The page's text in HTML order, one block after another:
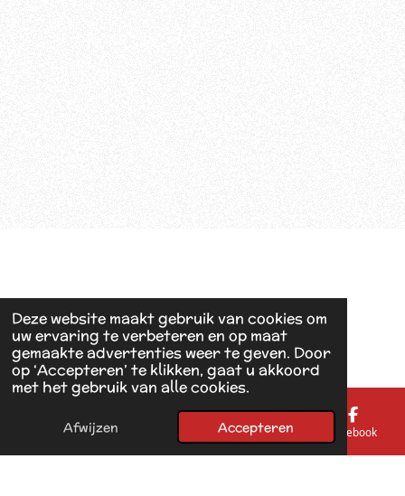
Deze website maakt gebruik van cookies om
uw ervaring te verbeteren en op maat
gemaakte advertenties weer te geven. Door
op ‘Accepteren’ te klikken, gaat u akkoord
met het gebruik van alle cookies.
Afwijzen Accepteren
E-mailadres Kaart Facebook